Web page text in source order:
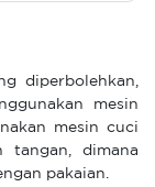
diperbolehkan,
mesin
mesin cuci
tangan, dimana
pakaian.